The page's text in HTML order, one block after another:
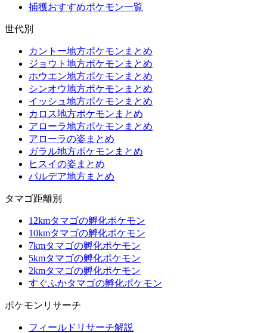
捕獲おすすめポケモン一覧
世代別
カントー地方ポケモンまとめ
ジョウト地方ポケモンまとめ
ホウエン地方ポケモンまとめ
シンオウ地方ポケモンまとめ
イッシュ地方ポケモンまとめ
カロス地方ポケモンまとめ
アローラ地方ポケモンまとめ
アローラの姿まとめ
ガラル地方ポケモンまとめ
ヒスイの姿まとめ
パルデア地方まとめ
タマゴ距離別
12kmタマゴの孵化ポケモン
10kmタマゴの孵化ポケモン
7kmタマゴの孵化ポケモン
5kmタマゴの孵化ポケモン
2kmタマゴの孵化ポケモン
すぐふかタマゴの孵化ポケモン
ポケモンリサーチ
フィールドリサーチ解説